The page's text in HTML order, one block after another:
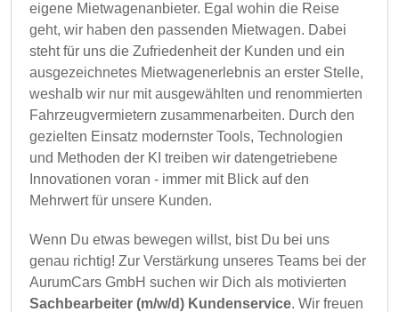
eigene Mietwagenanbieter. Egal wohin die Reise
geht, wir haben den passenden Mietwagen. Dabei
steht für uns die Zufriedenheit der Kunden und ein
ausgezeichnetes Mietwagenerlebnis an erster Stelle,
weshalb wir nur mit ausgewählten und renommierten
Fahrzeugvermietern zusammenarbeiten. Durch den
gezielten Einsatz modernster Tools, Technologien
und Methoden der KI treiben wir datengetriebene
Innovationen voran - immer mit Blick auf den
Mehrwert für unsere Kunden.
Wenn Du etwas bewegen willst, bist Du bei uns
genau richtig! Zur Verstärkung unseres Teams bei der
AurumCars GmbH suchen wir Dich als motivierten
Sachbearbeiter (m/w/d) Kundenservice. Wir freuen